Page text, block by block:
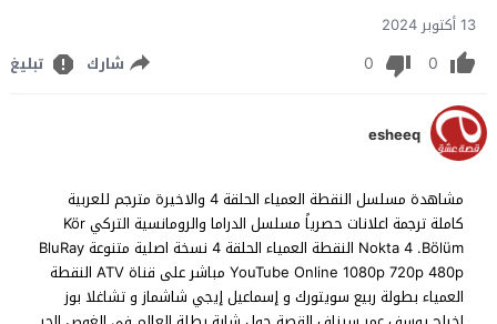
13 أكتوبر 2024
0
0 شارك تبليغ
esheeq
مشاهدة مسلسل النقطة العمياء الحلقة 4 والاخيرة مترجم للعربية
كاملة ترجمة اعلانات حصرياً مسلسل الدراما والرومانسية التركي Kör
Nokta 4 .Bölüm النقطة العمياء الحلقة 4 نسخة اصلية متنوعة BluRay
YouTube Online 1080p 720p 480p مباشر على قناة ATV النقطة
العمياء بطولة ربيع سويتورك و إسماعيل إيجي شاشماز و تشاغلا بوز